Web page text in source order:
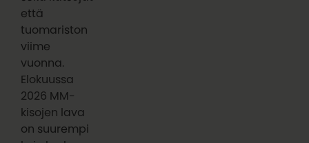
että
tuomariston
viime
vuonna.
Elokuussa
2026 MM-
kisojen lava
on suurempi